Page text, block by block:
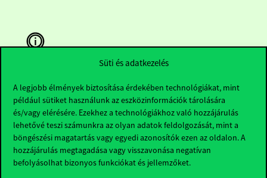
Süti és adatkezelés
A legjobb élmények biztosítása érdekében technológiákat, mint
például sütiket használunk az eszközinformációk tárolására
és/vagy elérésére. Ezekhez a technológiákhoz való hozzájárulás
lehetővé teszi számunkra az olyan adatok feldolgozását, mint a
böngészési magatartás vagy egyedi azonosítók ezen az oldalon. A
hozzájárulás megtagadása vagy visszavonása negatívan
befolyásolhat bizonyos funkciókat és jellemzőket.
Hasznos linkek
Nyitvatartás